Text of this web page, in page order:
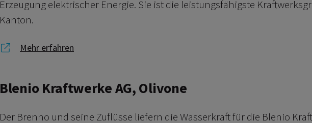
Erzeugung elektrischer Energie. Sie ist die leistungsfähigste
Kanton.
Link zu Mehr erfahren
Mehr erfahren
Blenio Kraftwerke AG, Olivone
Der Brenno und seine Zuflüsse liefern die Wasserkraft für die Blenio